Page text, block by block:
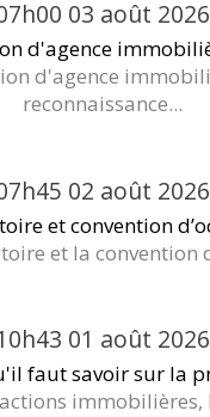
03 août 2026
d'agence
d'agence
reconnaissance...
02 août 2026
et convention
et la convention
01 août 2026
faut savoir sur la
immobilières,